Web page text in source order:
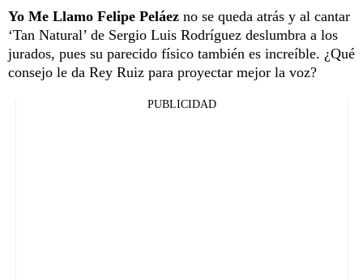
Yo Me Llamo Felipe Peláez no se queda atrás y al cantar
‘Tan Natural’ de Sergio Luis Rodríguez deslumbra a los
jurados, pues su parecido físico también es increíble. ¿Qué
consejo le da Rey Ruiz para proyectar mejor la voz?
PUBLICIDAD